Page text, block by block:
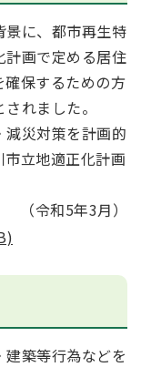
景に、都市再生特
計画で定める居住
保するための方
れました。
災対策を計画的
立地適正化計画
（令和5年3月）
築等行為などを